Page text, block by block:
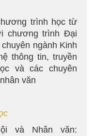
trình học từ
chương trình Đại
ngành Kinh
thông tin, truyền
và các chuyên
văn
và Nhân văn: